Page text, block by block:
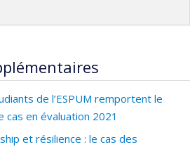
de l’ESPUM remportent le
cas en évaluation 2021
et résilience : le cas des